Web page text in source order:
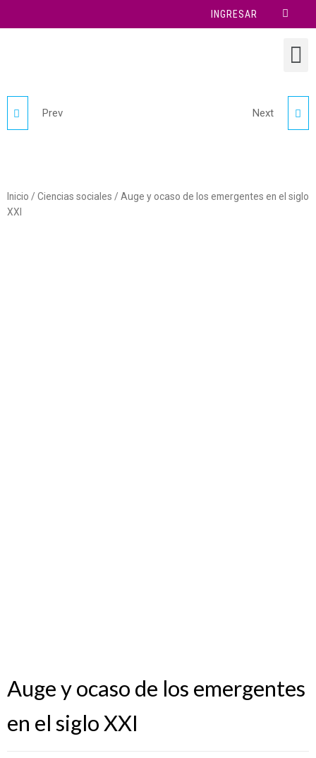
INGRESAR
Prev LOS DILEMAS DE LA
Next
Inicio / Ciencias sociales / Auge y ocaso de los emergentes en el siglo
XXI
Auge y ocaso de los emergentes
en el siglo XXI